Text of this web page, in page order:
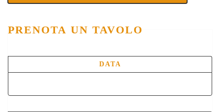
PRENOTA UN TAVOLO
DATA